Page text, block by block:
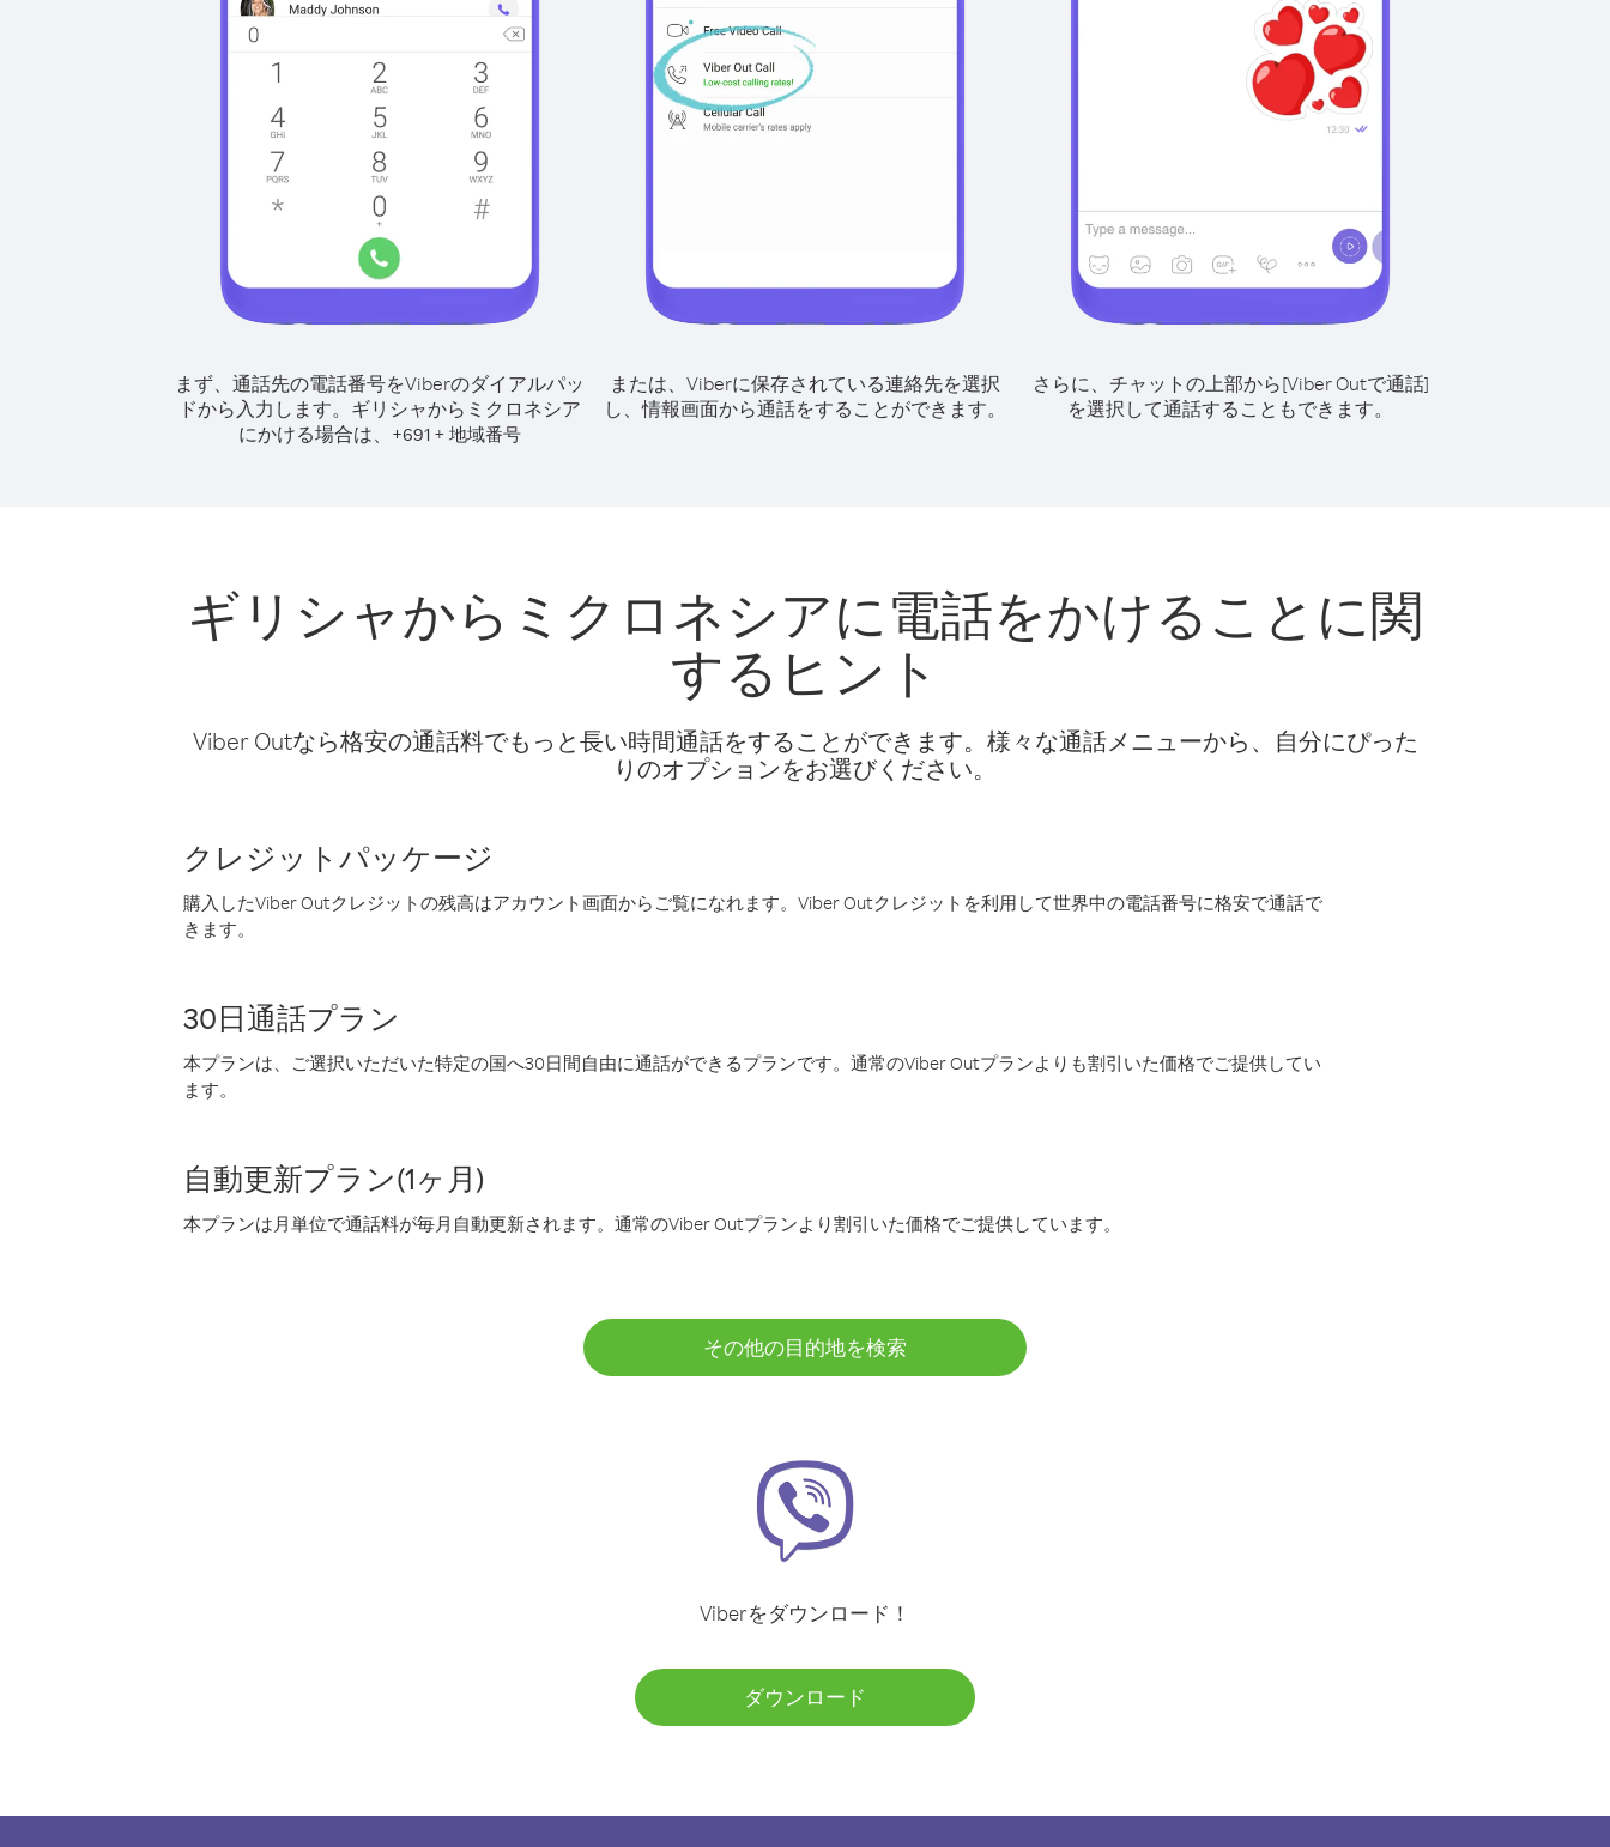
まず、通話先の電話番号をViberのダイアルパッ
ドから入力します。 ギリシャからミクロネシア
にかける場合は、 +691 + 地域番号
または、Viberに保存されている連絡先を選択
し、情報画面から通話をすることができます。
さらに、チャットの上部から[Viber Outで通話]
を選択して通話することもできます。
ギリシャからミクロネシアに電話をかけることに関
するヒント
Viber Outなら格安の通話料でもっと長い時間通話をすることができます。様々な通話メニューから、自分にぴった
りのオプションをお選びください。
クレジットパッケージ
購入したViber Outクレジットの残高はアカウント画面からご覧になれます。Viber Outクレジットを利用して世界中の電話番号に格安で通話で
きます。
30日通話プラン
本プランは、ご選択いただいた特定の国へ30日間自由に通話ができるプランです。通常のViber Outプランよりも割引いた価格でご提供してい
ます。
自動更新プラン(1ヶ月)
本プランは月単位で通話料が毎月自動更新されます。通常のViber Outプランより割引いた価格でご提供しています。
その他の目的地を検索
Viberをダウンロード！
ダウンロード